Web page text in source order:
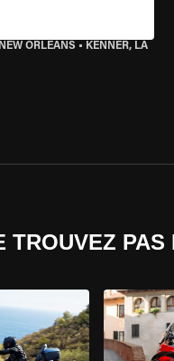
ORLEANS • KENNER, LA
TROUVEZ